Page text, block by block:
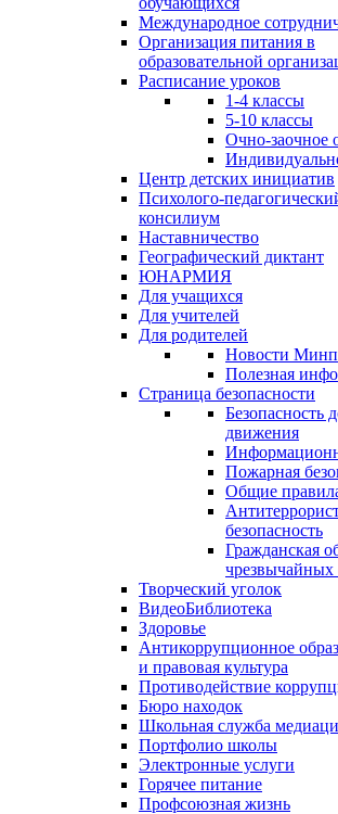
Международное
Организация питания в
образовательной
Расписание уроков
1-4 классы
5-10 классы
Очно-заочное
Центр детских инициатив
Психолого-
консилиум
Наставничество
Географический диктант
ЮНАРМИЯ
Для учащихся
Для учителей
Для родителей
Новости
Полезная
Страница безопасности
Безопасность
движения
Пожарная
Общие
безопасность
Гражданская
чрезвычайных
Творческий уголок
ВидеоБиблиотека
Здоровье
Антикоррупционное
и правовая культура
Противодействие
Бюро находок
Школьная служба
Портфолио школы
Электронные услуги
Горячее питание
Профсоюзная жизнь